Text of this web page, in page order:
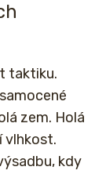
taktiku.
zem. Holá
vlhkost.
kdy